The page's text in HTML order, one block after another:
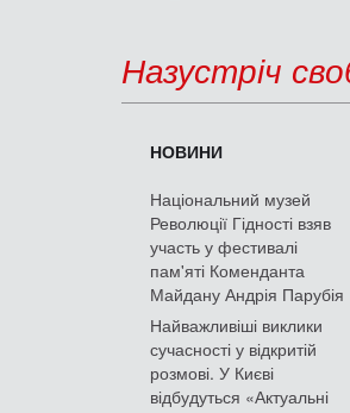
Назустріч
НОВИНИ
Національний музей
Революції Гідності взяв
участь у фестивалі
пам'яті Коменданта
Майдану Андрія Парубія
Найважливіші виклики
сучасності у відкритій
розмові. У Києві
відбудуться «Актуальні